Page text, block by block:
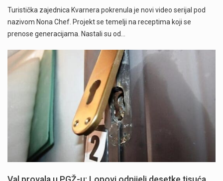
Turistička zajednica Kvarnera pokrenula je novi video serijal pod
nazivom Nona Chef. Projekt se temelji na receptima koji se
prenose generacijama. Nastali su od…